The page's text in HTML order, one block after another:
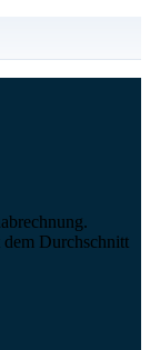
Durchschnitt